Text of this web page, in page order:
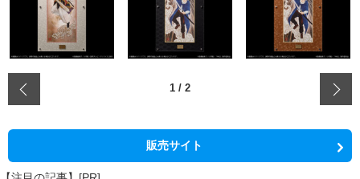
1 / 2
販売サイト